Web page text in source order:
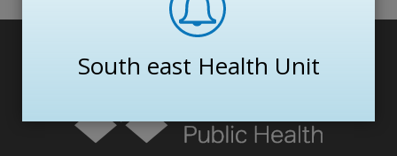
South east Health Unit